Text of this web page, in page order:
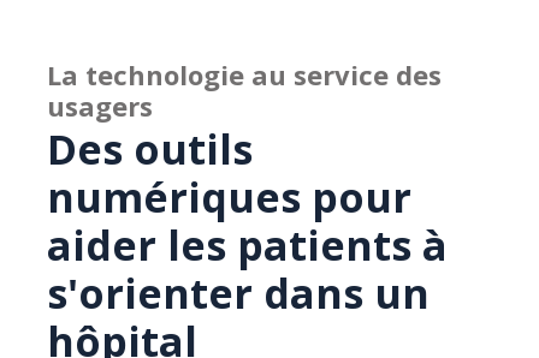
La technologie au service des
usagers
Des outils
numériques pour
aider les patients à
s'orienter dans un
hôpital